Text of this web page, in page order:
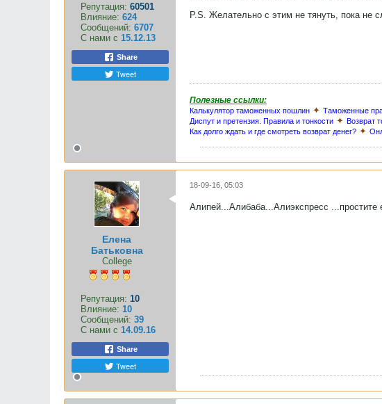
Репутация: 60501
Влияние: 624
Сообщений: 6707
С нами с 15.12.13
Share
Tweet
P.S. Желательно с этим не тянуть, пока не
Полезные ссылки:
Калькулятор таможенных пошлин ✦ Таможенные
Диспут и претензия. Правила и тонкости ✦ Возврат
Как долго ждать и где смотреть возврат денег? ✦
Елена
Батьковна
College
Репутация: 10
Влияние: 10
Сообщений: 39
С нами с 14.09.16
Share
Tweet
18-09-16, 05:03
Алипей...Алибаба...Алиэкспресс ...простите